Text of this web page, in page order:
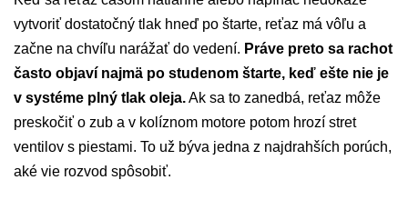
vytvoriť dostatočný tlak hneď po štarte, reťaz má vôľu a
začne na chvíľu narážať do vedení. Práve preto sa rachot
často objaví najmä po studenom štarte, keď ešte nie je
v systéme plný tlak oleja.Ak sa to zanedbá, reťaz môže
preskočiť o zub a v kolíznom motore potom hrozí stret
ventilov s piestami. To už býva jedna z najdrahších porúch,
aké vie rozvod spôsobiť.